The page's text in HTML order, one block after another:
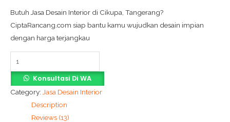
Butuh Jasa Desain Interior di Cikupa, Tangerang?
CiptaRancang.com siap bantu kamu wujudkan desain impian
dengan harga terjangkau
Konsultasi Di WA
Category: Jasa Desain Interior
Description
Reviews (13)